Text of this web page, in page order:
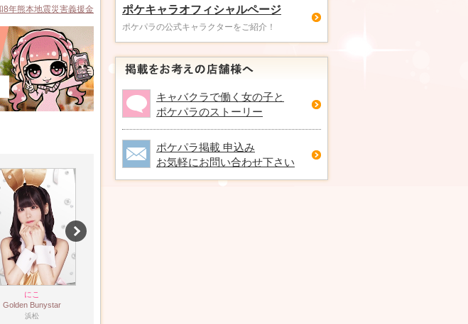
8年熊本地震災害義援金
にこ
Golden Bunystar
浜松
ポケキャラオフィシャルページ
ポケパラの公式キャラクターをご紹介！
キャバクラで働く女の子と
ポケパラのストーリー
ポケパラ掲載 申込み
お気軽にお問い合わせ下さい